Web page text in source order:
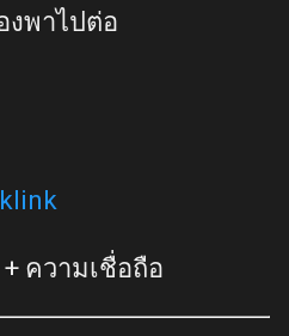
งพาไปต่อ
ความเชื่อถือ